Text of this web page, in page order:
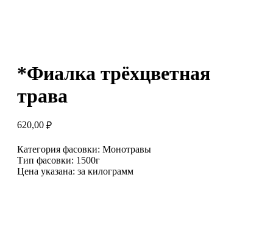
*Фиалка трёхцветная
трава
620,00 ₽
Категория фасовки: Монотравы
Тип фасовки: 1500г
Цена указана: за килограмм